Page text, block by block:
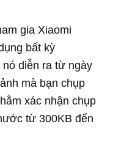
gia Xiaomi
bất kỳ
diễn ra từ ngày
mà bạn chụp
xác nhận chụp
từ 300KB đến